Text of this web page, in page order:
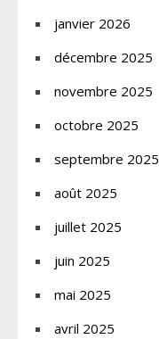
janvier 2026
décembre 2025
novembre 2025
octobre 2025
septembre 2025
août 2025
juillet 2025
juin 2025
mai 2025
avril 2025